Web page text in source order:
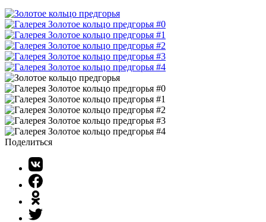
Поделиться